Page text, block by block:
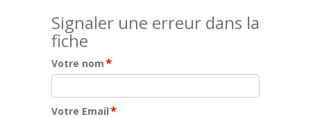
Signaler une erreur dans la
fiche
Votre nom*
Votre Email*